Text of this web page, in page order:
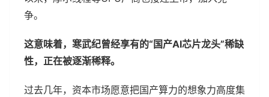
争。
这意味着，寒武纪曾经享有的“国产AI芯片龙头”稀缺
性，正在被逐渐稀释。
过去几年，资本市场愿意把国产算力的想象力高度集